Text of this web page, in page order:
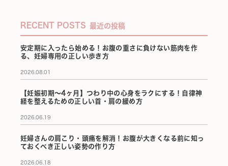
RECENT POSTS 最近の投稿
安定期に入ったら始める！お腹の重さに負けない筋肉を作
る、妊婦専用の正しい歩き方
2026.08.01
【妊娠初期〜4ヶ月】つわり中の心身をラクにする！自律神
経を整えるための正しい首・肩の緩め方
2026.06.19
妊婦さんの肩こり・頭痛を解消！お腹が大きくなる前に知っ
ておくべき正しい姿勢の作り方
2026.06.18